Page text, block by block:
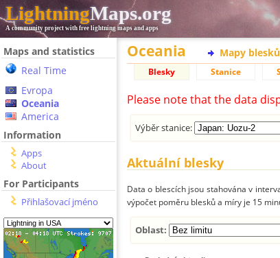
LightningMaps.org
A community project with free lightning maps and apps
Maps and statistics
Real Time
Evropa
Oceania
America
Information
Apps
About
For Participants
Přihlašovací jméno
Oceania Mapy
Blesky Stanice
Please note that the data
Výběr stanice:
Aktuální blesky
Data o blescích jsou stahována v
výpočet poměru blesků a míry je 15
Oblast: